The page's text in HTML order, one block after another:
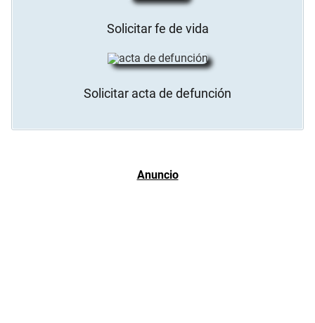
Solicitar fe de vida
Solicitar acta de defunción